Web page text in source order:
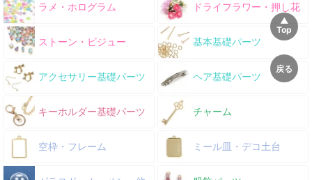
ラメ・ホログラム ドライフラワー・押し花
ストーン・ビジュー 基本基礎パーツ
アクセサリー基礎パーツ ヘア基礎パーツ
キーホルダー基礎パーツ チャーム
空枠・フレーム ミール皿・デコ土台